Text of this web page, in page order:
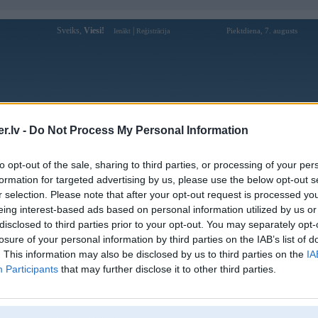
- Do Not Process My Personal Information
opt-out of the sale, sharing to third parties, or processing of your
for targeted advertising by us, please use the below opt-out
selection. Please note that after your opt-out request is processed
interest-based ads based on personal information utilized by us
to third parties prior to your opt-out. You may separately
of your personal information by third parties on the IAB’s list of
This information may also be disclosed by us to third parties on the
Participants that may further disclose it to other third parties.
Sveiks, Viesi! Ienākt Reģistrācija Piektdiena, 7. augusts
Forums Galerijas Reģistrācija Lietotāji
Lietotāja Acite profils
Pēdējo reizi manīts: 11. Apr 2019, 22:25
Lietotājvārds:
Acite
Pilsēta:
Liepāja
Ziņojumi forumā:
[Pēdējie ziņojumi forumā]